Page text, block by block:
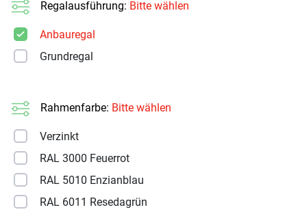
Regalausführung: Bitte wählen
Anbauregal
Grundregal
Rahmenfarbe: Bitte wählen
Verzinkt
RAL 3000 Feuerrot
RAL 5010 Enzianblau
RAL 6011 Resedagrün